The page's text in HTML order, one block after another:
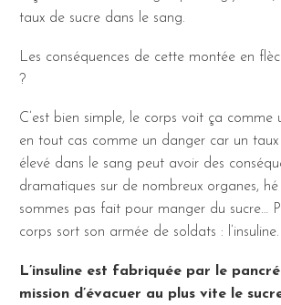
taux de sucre dans le sang.
Les conséquences de cette montée en
?
C’est bien simple, le corps voit ça comme
en tout cas comme un danger car un
élevé dans le sang peut avoir des
dramatiques sur de nombreux organes,
sommes pas fait pour manger du sucre…
corps sort son armée de soldats : l’insuline.
L’insuline est fabriquée par le
mission d’évacuer au plus vite le